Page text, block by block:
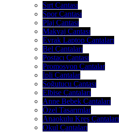
Sırt Çantası
Spor Çantası
Plaj Çantası
Makyaj Çantası
Evrak Laptop Çantaları
Bel Çantaları
Postacı Çantası
Promosyon Çantalar
İpli Çantalar
Soğutucu Çantası
Elbise Çantaları
Anne Bebek Çantaları
Özel Tasarımlar
Anaokulu Kreş Çantaları
Okul Çantaları